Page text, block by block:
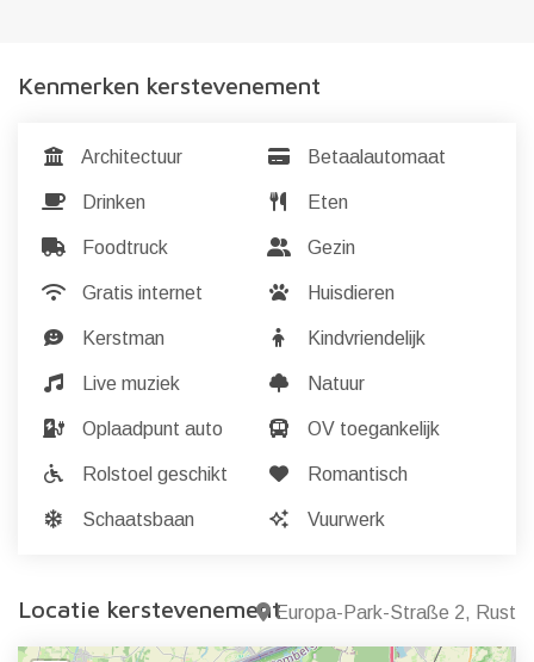
Kenmerken kerstevenement
Architectuur Betaalautomaat
Drinken Eten
Foodtruck Gezin
Gratis internet Huisdieren
Kerstman Kindvriendelijk
Live muziek Natuur
Oplaadpunt auto OV toegankelijk
Rolstoel geschikt Romantisch
Schaatsbaan Vuurwerk
Locatie kerstevenementEuropa-Park-Straße 2, Rust